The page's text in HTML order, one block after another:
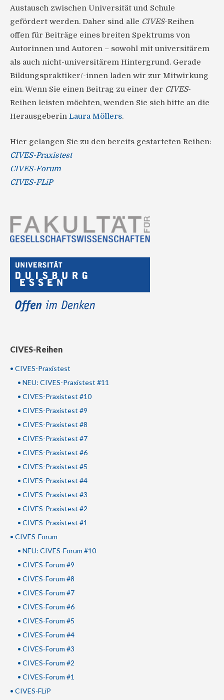
Austausch zwischen Universität und Schule
gefördert werden. Daher sind alle CIVES-Reihen
offen für Beiträge eines breiten Spektrums von
Autorinnen und Autoren – sowohl mit universitärem
als auch nicht-universitärem Hintergrund. Gerade
Bildungspraktiker/-innen laden wir zur Mitwirkung
ein. Wenn Sie einen Beitrag zu einer der CIVES-
Reihen leisten möchten, wenden Sie sich bitte an die
Herausgeberin Laura Möllers.
Hier gelangen Sie zu den bereits gestarteten Reihen:
CIVES-Praxistest
CIVES-Forum
CIVES-FLiP
CIVES-Reihen
• CIVES-Praxistest
• NEU: CIVES-Praxistest #11
• CIVES-Praxistest #10
• CIVES-Praxistest #9
• CIVES-Praxistest #8
• CIVES-Praxistest #7
• CIVES-Praxistest #6
• CIVES-Praxistest #5
• CIVES-Praxistest #4
• CIVES-Praxistest #3
• CIVES-Praxistest #2
• CIVES-Praxistest #1
• CIVES-Forum
• NEU: CIVES-Forum #10
• CIVES-Forum #9
• CIVES-Forum #8
• CIVES-Forum #7
• CIVES-Forum #6
• CIVES-Forum #5
• CIVES-Forum #4
• CIVES-Forum #3
• CIVES-Forum #2
• CIVES-Forum #1
• CIVES-FLiP